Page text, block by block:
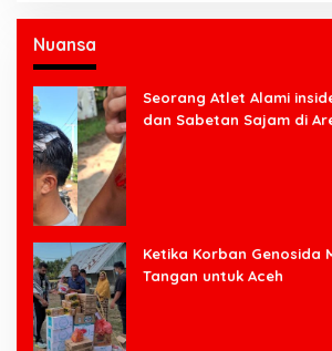
Nuansa
Seorang Atlet Alami
dan Sabetan Sajam di
Ketika Korban Genosida
Tangan untuk Aceh